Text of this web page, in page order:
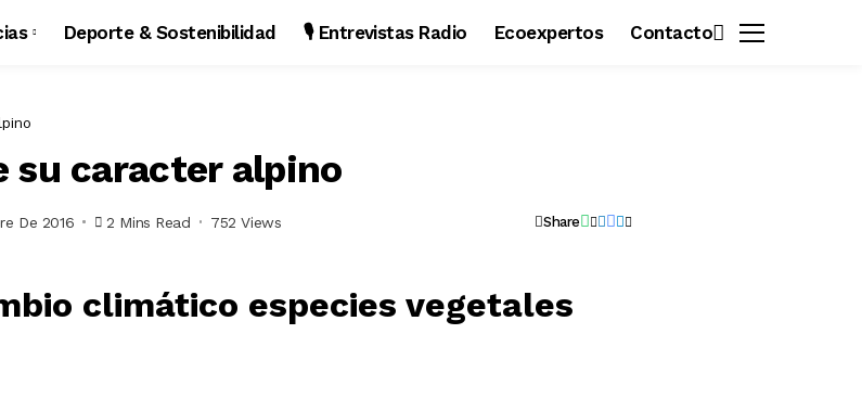
Deporte & Sostenibilidad 🎙️ Entrevistas Radio Ecoexpertos Contacto
su caracter alpino
De 2016 2 Mins Read 752 Views Share